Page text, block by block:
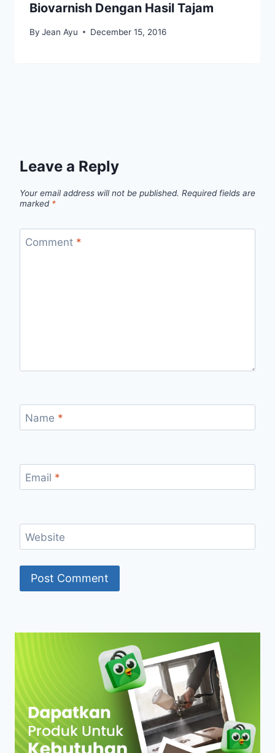
Biovarnish Dengan Hasil Tajam
By Jean Ayu December 15, 2016
Leave a Reply
Your email address will not be published. Required fields are
marked *
Comment *
Name *
Email *
Website